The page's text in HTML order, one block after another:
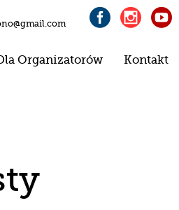
  
Organizatorów Kontakt